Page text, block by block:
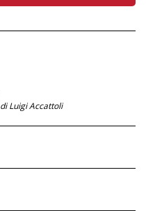
di Luigi Accattoli